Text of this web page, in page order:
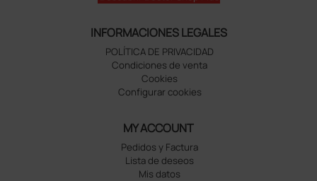
INFORMACIONES LEGALES
POLÍTICA DE PRIVACIDAD
Condiciones de venta
Cookies
Configurar cookies
MY ACCOUNT
Pedidos y Factura
Lista de deseos
Mis datos